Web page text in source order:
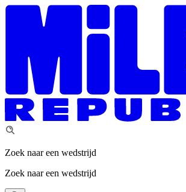
Zoek naar een wedstrijd
Zoek naar een wedstrijd